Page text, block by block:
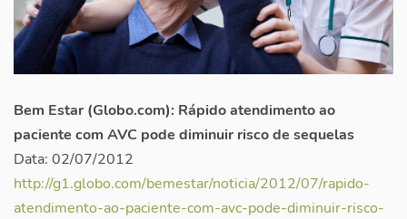
Bem Estar (Globo.com): Rápido atendimento ao
paciente com AVC pode diminuir risco de sequelas
Data: 02/07/2012
http://g1.globo.com/bemestar/noticia/2012/07/rapido-
atendimento-ao-paciente-com-avc-pode-diminuir-risco-